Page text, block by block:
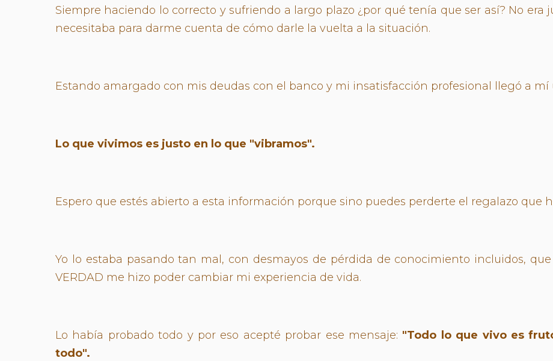
Siempre haciendo lo correcto y sufriendo a largo plazo ¿por qué tenía que ser así? No era
necesitaba para darme cuenta de cómo darle la vuelta a la situación.
Estando amargado con mis deudas con el banco y mi insatisfacción profesional llegó a
Lo que vivimos es justo en lo que "vibramos".
Espero que estés abierto a esta información porque sino puedes perderte el regalazo que
Yo lo estaba pasando tan mal, con desmayos de pérdida de conocimiento incluidos,
VERDAD me hizo poder cambiar mi experiencia de vida.
Lo había probado todo y por eso acepté probar ese mensaje: "Todo lo que vivo es
todo".